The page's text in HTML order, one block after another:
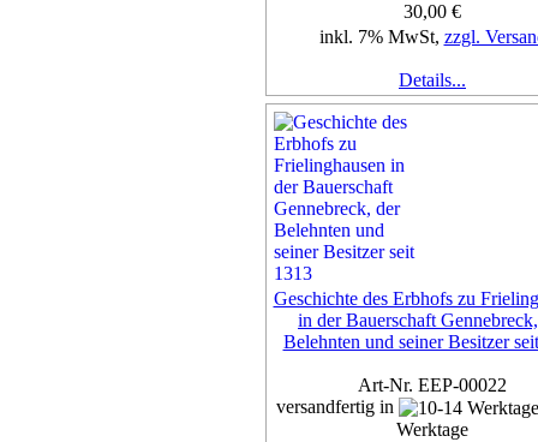
30,00 €
inkl. 7% MwSt, zzgl.
Details...
Geschichte des Erbhofs zu
in der Bauerschaft
Belehnten und seiner Besitzer
Art-Nr. EEP-00022
versandfertig in
Werktage